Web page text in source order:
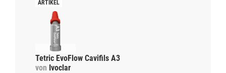
Tetric EvoFlow Cavifils A3
von Ivoclar